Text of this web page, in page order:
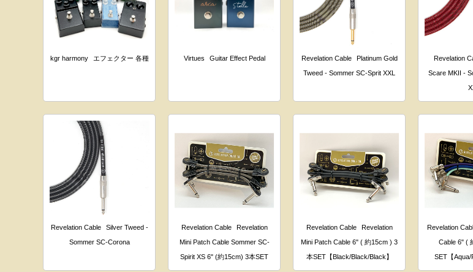
kgr harmony エフェクター 各種 Virtues Guitar Effect Pedal Revelation Cable
Platinum Gold
Tweed - Sommer SC-Sprit XXL
Revelation
Scare MKII -
Revelation Cable
Silver Tweed -
Sommer SC-Corona
Revelation Cable
Revelation
Mini Patch Cable Sommer SC-
Spirit XS 6" (約15cm) 3本SET
Revelation Cable
Revelation
Mini Patch Cable 6" ( 約15cm ) 3
本SET【Black/Black/Black】
Revelation
Cable 6" (
SET【Aqua/